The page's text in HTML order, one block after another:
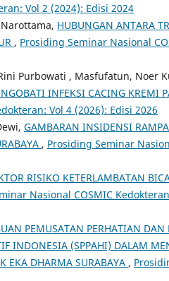
Vol 2 (2024): Edisi 2024
HUBUNGAN ANTARA
, Prosiding Seminar Nasional
Purbowati , Masfufatun, Noer
INFEKSI CACING KREMI
Vol 4 (2026): Edisi 2026
GAMBARAN INSIDENSI
, Prosiding Seminar
RISIKO KETERLAMBATAN
Nasional COSMIC
PEMUSATAN PERHATIAN DAN
INDONESIA (SPPAHI) DALAM
EKA DHARMA SURABAYA ,